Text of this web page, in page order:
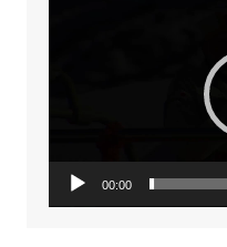
00:00